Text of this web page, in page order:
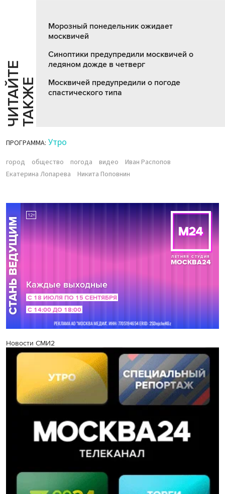
Ч
И
Т
АЙ
Т
Е
Т
А
К
ЖЕ
Морозный понедельник ожидает
москвичей
Синоптики предупредили москвичей о
ледяном дожде в четверг
Москвичей предупредили о погоде
спастического типа
ПРОГРАММА: Утро
город общество погода видео
Иван Распопов
Екатерина Лопарева
Никита Поповнин
Новости СМИ2